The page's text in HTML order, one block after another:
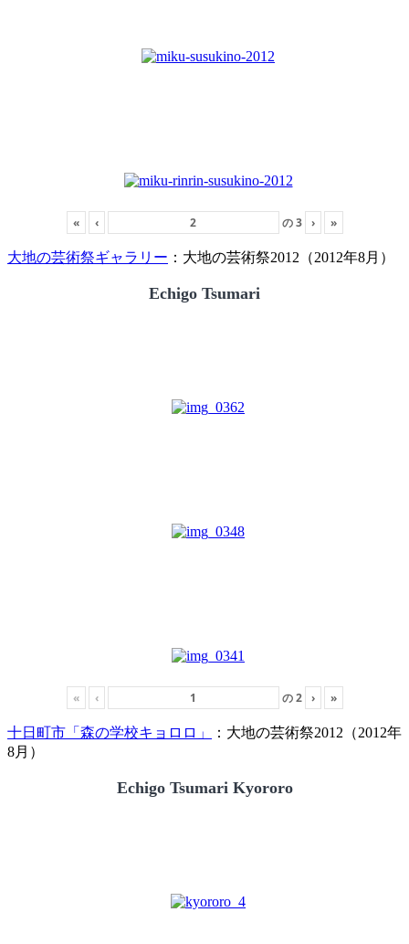
« ‹ の3 › »
大地の芸術祭ギャラリー ：大地の芸術祭2012（2012年8月）
Echigo Tsumari
« ‹ の2 › »
十日町市「森の学校キョロロ」
：大地の芸術祭2012（2012年
8月）
Echigo Tsumari Kyororo